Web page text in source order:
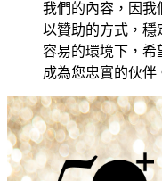
我們的內容，因我
以贊助的方式，穩
容易的環境下，希
成為您忠實的伙伴